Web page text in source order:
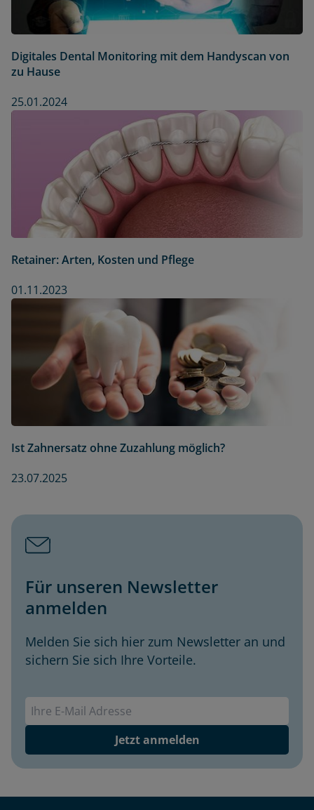
Digitales Dental Monitoring mit dem Handyscan von
zu Hause
25.01.2024
Retainer: Arten, Kosten und Pflege
01.11.2023
Ist Zahnersatz ohne Zuzahlung möglich?
23.07.2025
Für unseren Newsletter
anmelden
Melden Sie sich hier zum Newsletter an und
sichern Sie sich Ihre Vorteile.
Jetzt anmelden